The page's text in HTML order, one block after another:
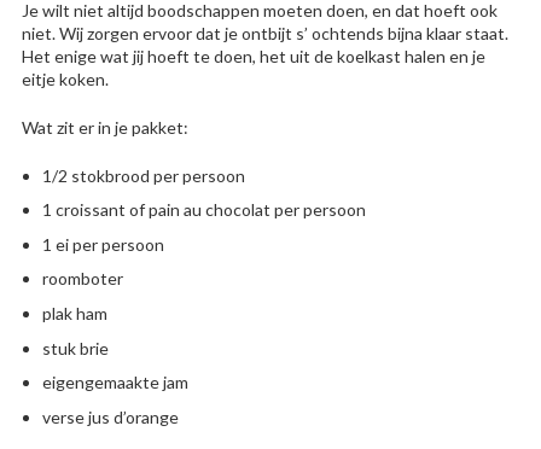
Je wilt niet altijd boodschappen moeten doen, en dat hoeft ook
niet. Wij zorgen ervoor dat je ontbijt s’ ochtends bijna klaar staat.
Het enige wat jij hoeft te doen, het uit de koelkast halen en je
eitje koken.
Wat zit er in je pakket:
1/2 stokbrood per persoon
1 croissant of pain au chocolat per persoon
1 ei per persoon
roomboter
plak ham
stuk brie
eigengemaakte jam
verse jus d’orange